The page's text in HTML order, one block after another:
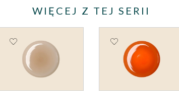
WIĘCEJ Z TEJ SERII